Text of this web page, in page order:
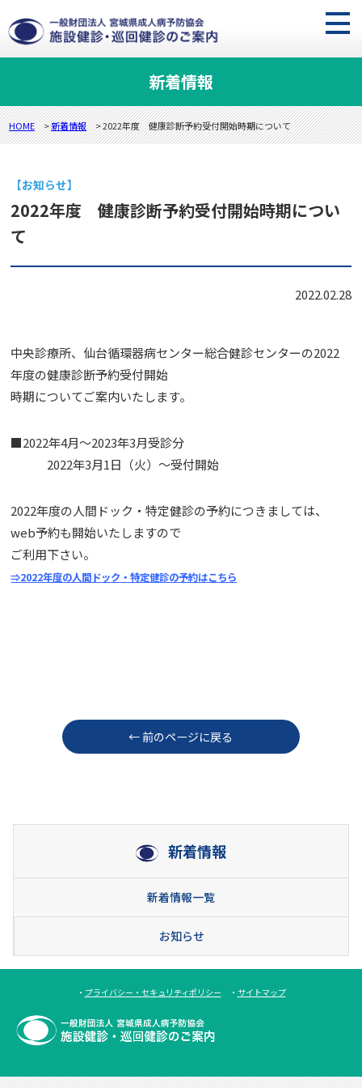
新着情報
HOME >新着情報 > 2022年度 健康診断予約受付開始時期について
【お知らせ】
2022年度 健康診断予約受付開始時期につい
て
2022.02.28
中央診療所、仙台循環器病センター総合健診センターの2022
年度の健康診断予約受付開始
時期についてご案内いたします。
■2022年4月～2023年3月受診分
2022年3月1日（火）～受付開始
2022年度の人間ドック・特定健診の予約につきましては、
web予約も開始いたしますので
ご利用下さい。
⇒2022年度の人間ドック・特定健診の予約はこちら
← 前のページに戻る
新着情報
新着情報一覧
お知らせ
・ プライバシー・セキュリティポリシー ・ サイトマップ